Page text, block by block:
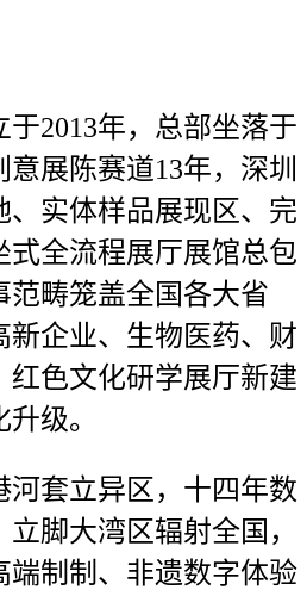
2013年，总部坐落于
展陈赛道13年，深圳
、实体样品展现区、完
式全流程展厅展馆总包
范畴笼盖全国各大省
新企业、生物医药、财
红色文化研学展厅新建
级。
套立异区，十四年数
脚大湾区辐射全国，
端制制、非遗数字体验